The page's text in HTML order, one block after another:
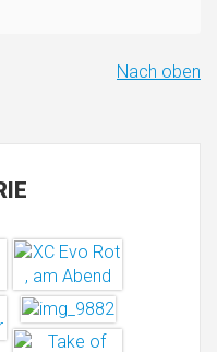
Nach oben